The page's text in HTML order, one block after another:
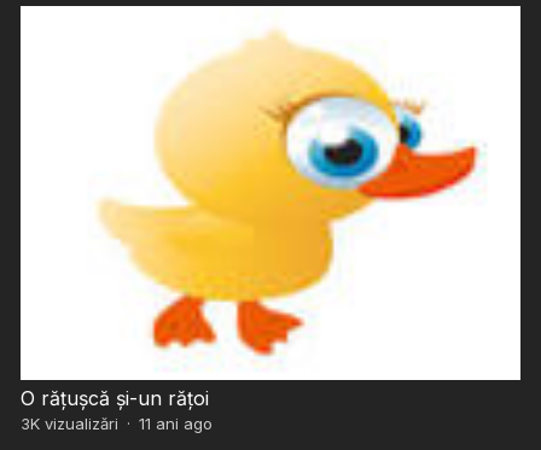
O rățușcă și-un rățoi
3Kvizualizări · 11 ani ago